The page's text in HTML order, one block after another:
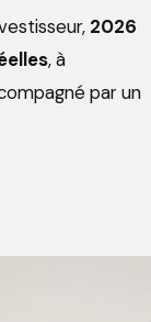
2026
, à
par un